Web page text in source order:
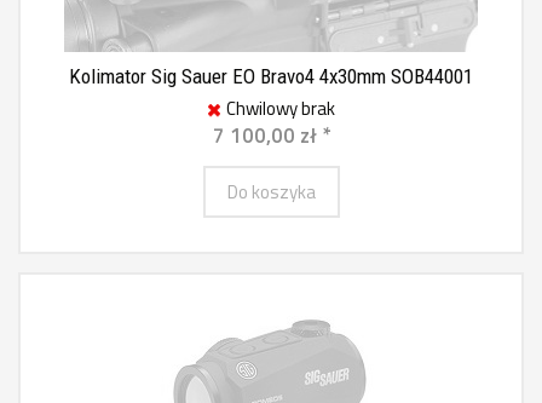
Kolimator Sig Sauer EO Bravo4 4x30mm SOB44001
Chwilowy brak
7 100,00 zł *
Do koszyka